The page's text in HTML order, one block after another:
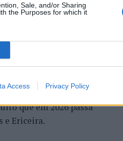
Sale, and/or Sharing
the Purposes for which it
Access Privacy Policy
Kite Fest vai ser o
no circuito Nortada
Radical de
vertentes de
sets e atividades
que em 2026 passa
e Ericeira.